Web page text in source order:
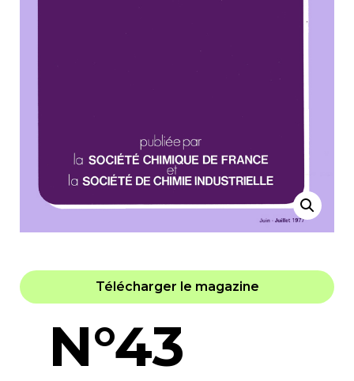
Télécharger le magazine
N°43